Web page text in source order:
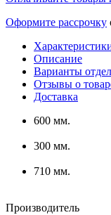
Оформите рассрочку
Описание
Варианты
Отзывы о
Доставка
600 мм.
300 мм.
710 мм.
Производитель